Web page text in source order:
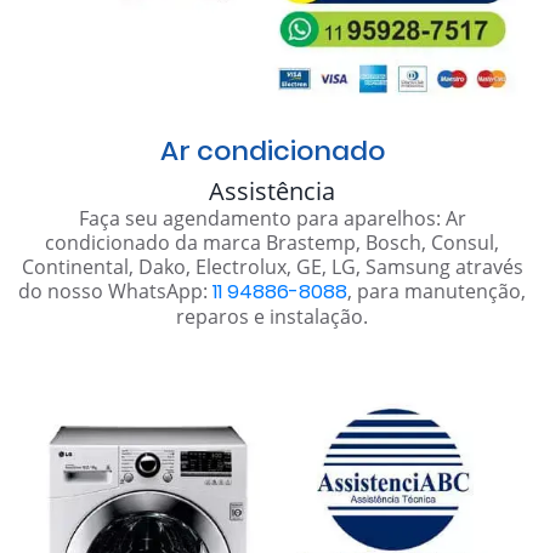
Ar condicionado
Assistência
Faça seu agendamento para aparelhos: Ar
condicionado da marca Brastemp, Bosch, Consul,
Continental, Dako, Electrolux, GE, LG, Samsung através
do nosso WhatsApp: 11 94886-8088, para manutenção,
reparos e instalação.